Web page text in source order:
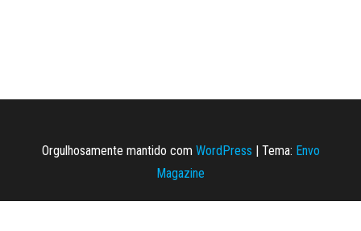
Orgulhosamente mantido com WordPress Tema: Envo
Magazine